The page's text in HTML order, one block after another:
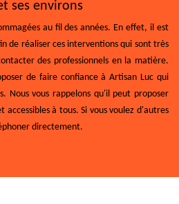
ses environs
au fil des années. En effet, il est
de réaliser ces interventions qui sont très
des professionnels en la matière.
de faire confiance à Artisan Luc qui
Nous vous rappelons qu'il peut proposer
accessibles à tous. Si vous voulez d'autres
directement.